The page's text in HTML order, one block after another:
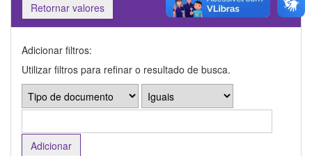
Retornar valores
Adicionar filtros:
Utilizar filtros para refinar o resultado de busca.